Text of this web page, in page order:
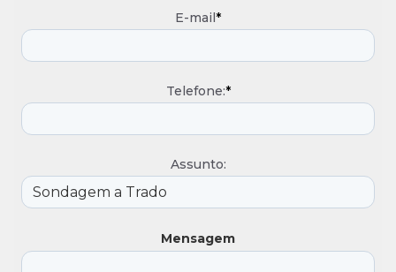
E-mail*
Telefone:*
Assunto:
Mensagem